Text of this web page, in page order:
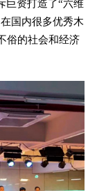
巨资打造了“六维
国内很多优秀木
俗的社会和经济